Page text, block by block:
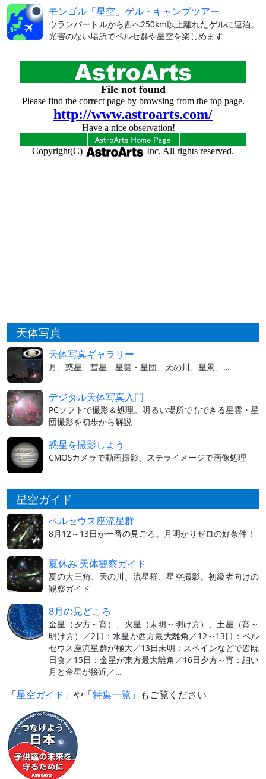
モンゴル「星空」ゲル・キャンプツアー
ウランバートルから西へ250km以上離れたゲルに連泊。
光害のない場所でペルセ群や星空を楽しめます
天体写真
天体写真ギャラリー
月、惑星、彗星、星雲・星団、天の川、星景、…
デジタル天体写真入門
PCソフトで撮影＆処理。明るい場所でもできる星雲・星
団撮影を初歩から解説
惑星を撮影しよう
CMOSカメラで動画撮影、ステライメージで画像処理
星空ガイド
ペルセウス座流星群
8月12～13日が一番の見ごろ。月明かりゼロの好条件！
夏休み 天体観察ガイド
夏の大三角、天の川、流星群、星空撮影。初級者向けの
観察ガイド
8月の見どころ
金星（夕方～宵）、火星（未明～明け方）、土星（宵～
明け方）／2日：水星が西方最大離角／12～13日：ペル
セウス座流星群が極大／13日未明：スペインなどで皆既
日食／15日：金星が東方最大離角／16日夕方～宵：細い
月と金星が接近／…
「星空ガイド 」や「特集一覧 」もご覧ください